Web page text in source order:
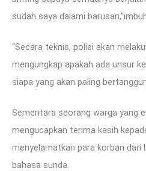
sudah saya dalami
“Secara teknis, polisi akan
mengungkap apakah ada unsur
siapa yang akan paling
Sementara seorang warga yang
mengucapkan terima kasih
menyelamatkan para korban dari
bahasa sunda.